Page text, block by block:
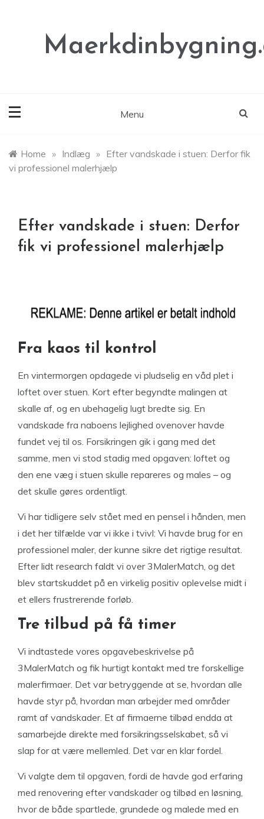
Menu
Home » Indlæg » Efter vandskade i stuen: Derfor fik
vi professionel malerhjælp
Efter vandskade i stuen: Derfor
fik vi professionel malerhjælp
Fra kaos til kontrol
En vintermorgen opdagede vi pludselig en våd plet i
loftet over stuen. Kort efter begyndte malingen at
skalle af, og en ubehagelig lugt bredte sig. En
vandskade fra naboens lejlighed ovenover havde
fundet vej til os. Forsikringen gik i gang med det
samme, men vi stod stadig med opgaven: loftet og
den ene væg i stuen skulle repareres og males – og
det skulle gøres ordentligt.
Vi har tidligere selv stået med en pensel i hånden, men
i det her tilfælde var vi ikke i tvivl: Vi havde brug for en
professionel maler, der kunne sikre det rigtige resultat.
Efter lidt research faldt vi over 3MalerMatch, og det
blev startskuddet på en virkelig positiv oplevelse midt i
et ellers frustrerende forløb.
Tre tilbud på få timer
Vi indtastede vores opgavebeskrivelse på
3MalerMatch og fik hurtigt kontakt med tre forskellige
malerfirmaer. Det var betryggende at se, hvordan alle
havde styr på, hvordan man arbejder med områder
ramt af vandskader. Et af firmaerne tilbød endda at
samarbejde direkte med forsikringsselskabet, så vi
slap for at være mellemled. Det var en klar fordel.
Vi valgte dem til opgaven, fordi de havde god erfaring
med renovering efter vandskader og tilbød en løsning,
hvor de både spartlede, grundede og malede med en